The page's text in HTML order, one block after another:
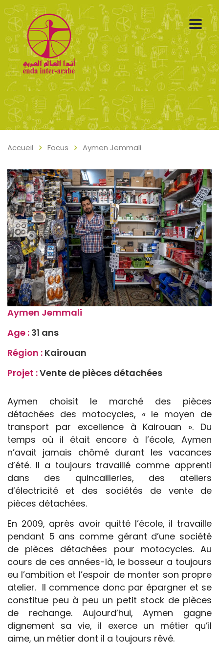
Accueil Focus Aymen Jemmali
Aymen Jemmali
Age : 31 ans
Région : Kairouan
Projet :Vente de pièces détachées
Aymen choisit le marché des pièces
détachées des motocycles, « le moyen de
transport par excellence à Kairouan ». Du
temps où il était encore à l’école, Aymen
n’avait jamais chômé durant les vacances
d’été. Il a toujours travaillé comme apprenti
dans des quincailleries, des ateliers
d’électricité et des sociétés de vente de
pièces détachées.
En 2009, après avoir quitté l’école, il travaille
pendant 5 ans comme gérant d’une société
de pièces détachées pour motocycles. Au
cours de ces années-là, le bosseur a toujours
eu l’ambition et l’espoir de monter son propre
atelier. Il commence donc par épargner et se
constitue peu à peu un petit stock de pièces
de rechange. Aujourd’hui, Aymen gagne
dignement sa vie, il exerce un métier qu’il
aime, un métier dont il a toujours rêvé.